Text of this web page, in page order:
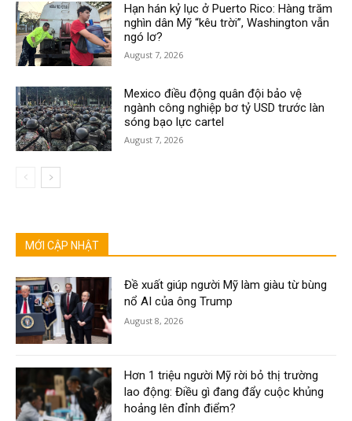
Hạn hán kỷ lục ở Puerto Rico: Hàng trăm
nghìn dân Mỹ “kêu trời”, Washington vẫn
ngó lơ?
August 7, 2026
Mexico điều động quân đội bảo vệ
ngành công nghiệp bơ tỷ USD trước làn
sóng bạo lực cartel
August 7, 2026
MỚI CẬP NHẬT
Đề xuất giúp người Mỹ làm giàu từ bùng
nổ AI của ông Trump
August 8, 2026
Hơn 1 triệu người Mỹ rời bỏ thị trường
lao động: Điều gì đang đẩy cuộc khủng
hoảng lên đỉnh điểm?